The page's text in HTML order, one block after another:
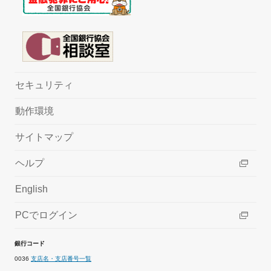
セキュリティ
動作環境
サイトマップ
ヘルプ
English
PCでログイン
銀行コード
0036 支店名・支店番号一覧